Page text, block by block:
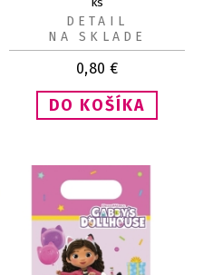
0,80 €
DETAIL
NA SKLADE